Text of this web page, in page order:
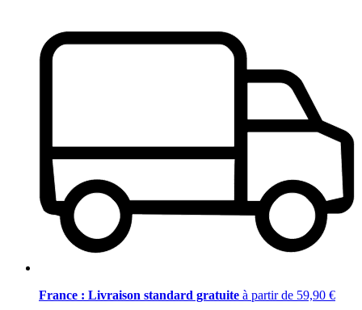
France : Livraison standard gratuite à partir de 59,90 €